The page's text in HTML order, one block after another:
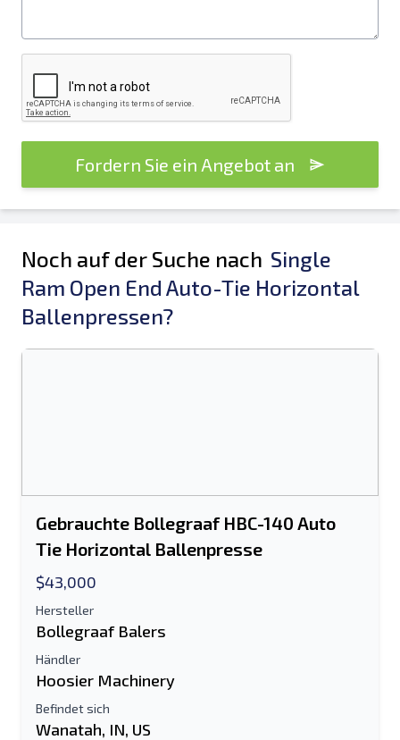
Fordern Sie ein Angebot an
Noch auf der Suche nach Single
Ram Open End Auto-Tie Horizontal
Ballenpressen?
Gebrauchte Bollegraaf HBC-140 Auto
Tie Horizontal Ballenpresse
$43,000
Hersteller
Bollegraaf Balers
Händler
Hoosier Machinery
Befindet sich
Wanatah, IN, US